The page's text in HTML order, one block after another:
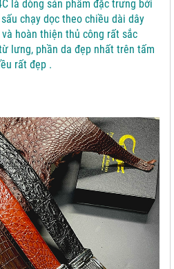
là dòng sản phẩm đặc trưng bởi
chạy dọc theo chiều dài dây
hoàn thiện thủ công rất sắc
lưng, phần da đẹp nhất trên tấm
rất đẹp .